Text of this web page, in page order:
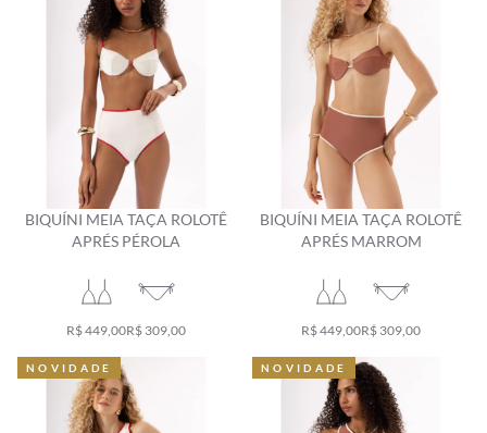
BIQUÍNI MEIA TAÇA ROLOTÊ
APRÉS PÉROLA
R$ 449,00R$ 309,00
BIQUÍNI MEIA TAÇA ROLOTÊ
APRÉS MARROM
R$ 449,00R$ 309,00
NOVIDADE
NOVIDADE NOVIDADE
NOVIDADE